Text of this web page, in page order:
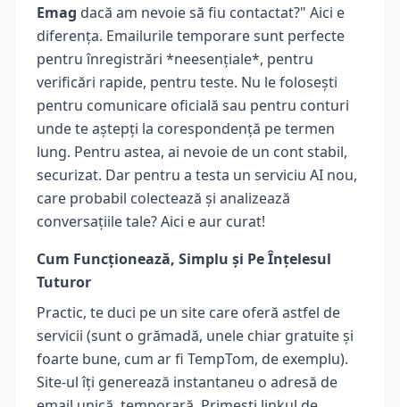
Emag dacă am nevoie să fiu contactat?" Aici e
diferența. Emailurile temporare sunt perfecte
pentru înregistrări *neesențiale*, pentru
verificări rapide, pentru teste. Nu le folosești
pentru comunicare oficială sau pentru conturi
unde te aștepți la corespondență pe termen
lung. Pentru astea, ai nevoie de un cont stabil,
securizat. Dar pentru a testa un serviciu AI nou,
care probabil colectează și analizează
conversațiile tale? Aici e aur curat!
Cum Funcționează, Simplu și Pe Înțelesul
Tuturor
Practic, te duci pe un site care oferă astfel de
servicii (sunt o grămadă, unele chiar gratuite și
foarte bune, cum ar fi TempTom, de exemplu).
Site-ul îți generează instantaneu o adresă de